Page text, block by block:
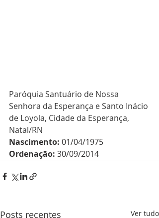
Paróquia Santuário de Nossa
Senhora da Esperança e Santo Inácio
de Loyola, Cidade da Esperança,
Natal/RN
Nascimento: 01/04/1975
Ordenação: 30/09/2014
Posts recentes Ver tudo